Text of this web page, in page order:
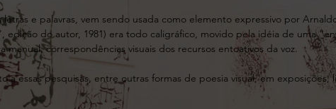
e palavras, vem sendo usada como elemento expressivo por
edição do autor, 1981) era todo caligráfico, movido pela idéia de uma
manual, correspondências visuais dos recursos entoativos da voz.
essas pesquisas, entre outras formas de poesia visual, em exposições,